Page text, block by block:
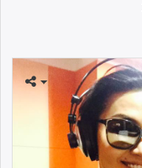
Gogo.mn
caak.mn
news.mn
zindaa.mn
Baabar.mn